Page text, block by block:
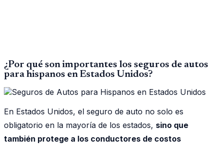
¿Por qué son importantes los seguros de autos
para hispanos en Estados Unidos?
En Estados Unidos, el seguro de auto no solo es
obligatorio en la mayoría de los estados, sino que
también protege a los conductores de costos